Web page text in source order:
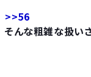
>>56
そんな粗雑な扱い